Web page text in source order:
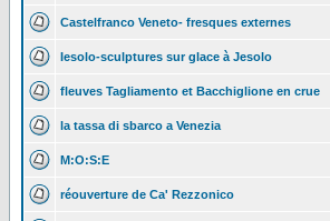
Castelfranco Veneto- fresques externes
Iesolo-sculptures sur glace à Jesolo
fleuves Tagliamento et Bacchiglione en crue
la tassa di sbarco a Venezia
M:O:S:E
réouverture de Ca' Rezzonico